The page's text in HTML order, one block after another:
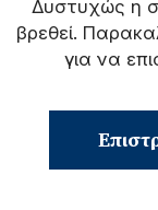
Δυστυχώς η
βρεθεί.
για να